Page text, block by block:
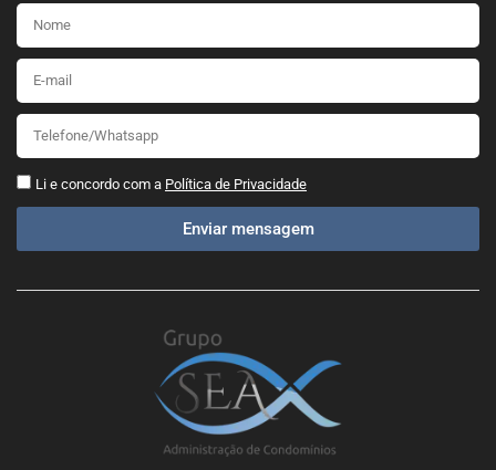
Li e concordo com a Política de Privacidade
Enviar mensagem